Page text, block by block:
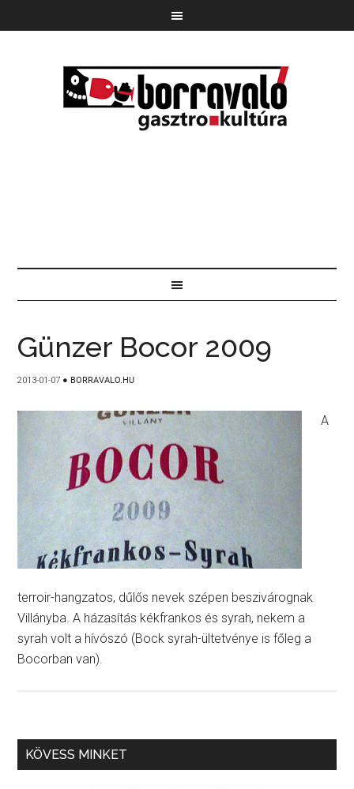
Günzer Bocor 2009
2013-01-07 ● BORRAVALO.HU
A
terroir-hangzatos, dűlős nevek szépen beszivárognak
Villányba. A házasítás kékfrankos és syrah, nekem a
syrah volt a hívószó (Bock syrah-ültetvénye is főleg a
Bocorban van).
KÖVESS MINKET